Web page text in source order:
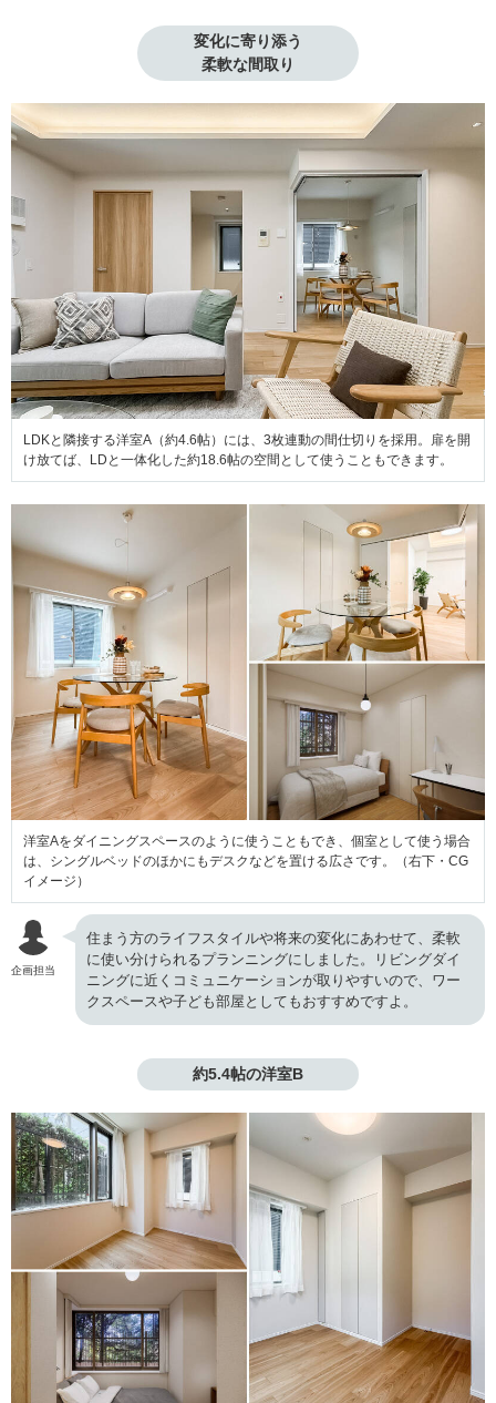
変化に寄り添う
柔軟な間取り
LDKと隣接する洋室A（約4.6帖）には、3枚連動の間仕切りを採用。扉を開
け放てば、LDと一体化した約18.6帖の空間として使うこともできます。
洋室Aをダイニングスペースのように使うこともでき、個室として使う場合
は、シングルベッドのほかにもデスクなどを置ける広さです。（右下・CG
イメージ）
企画担当
住まう方のライフスタイルや将来の変化にあわせて、柔軟
に使い分けられるプランニングにしました。リビングダイ
ニングに近くコミュニケーションが取りやすいので、ワー
クスペースや子ども部屋としてもおすすめですよ。
約5.4帖の洋室B